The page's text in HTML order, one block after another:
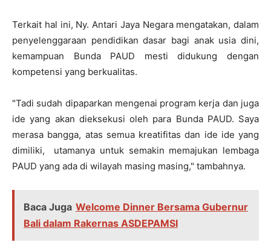
Terkait hal ini, Ny. Antari Jaya Negara mengatakan, dalam
penyelenggaraan pendidikan dasar bagi anak usia dini,
kemampuan Bunda PAUD mesti didukung dengan
kompetensi yang berkualitas.
"Tadi sudah dipaparkan mengenai program kerja dan juga
ide yang akan dieksekusi oleh para Bunda PAUD. Saya
merasa bangga, atas semua kreatifitas dan ide ide yang
dimiliki, utamanya untuk semakin memajukan lembaga
PAUD yang ada di wilayah masing masing," tambahnya.
Baca Juga Welcome Dinner Bersama Gubernur
Bali dalam Rakernas ASDEPAMSI